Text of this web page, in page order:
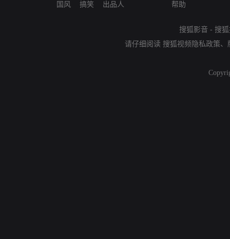
国风
搞笑
出品人
帮助
搜狐影音 - 搜
请仔细阅读 搜狐视频隐私政策、